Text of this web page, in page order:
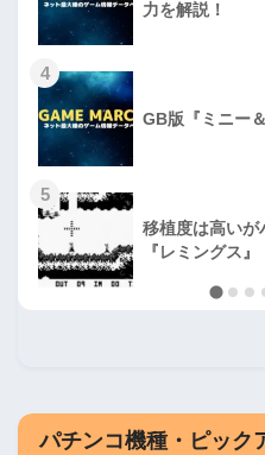
力を解説！
4
GB版『ミニー
5
移植度は高いが
『レミングス』
パチンコ機種・ピック